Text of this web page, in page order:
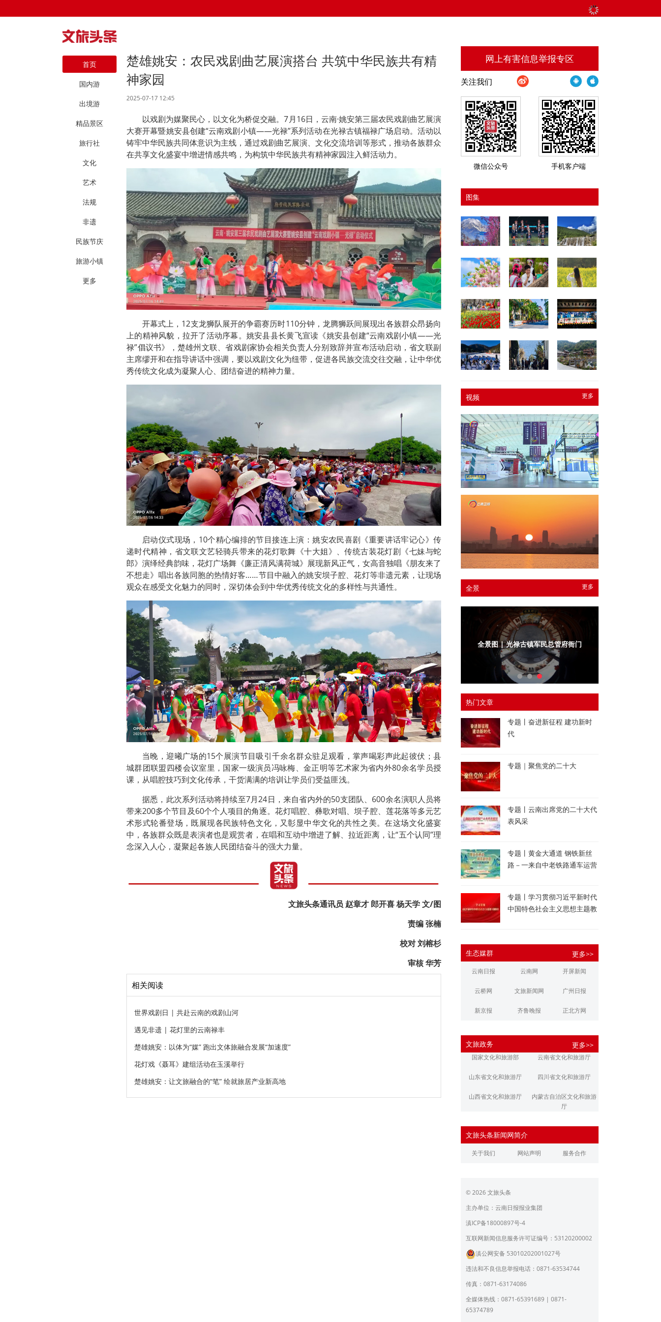
首页
国内游
出境游
精品景区
旅行社
文化
艺术
法规
非遗
民族节庆
旅游小镇
更多
楚雄姚安：农民戏剧曲艺展演搭台 共筑中华民族共有精
神家园
2025-07-17 12:45
以戏剧为媒聚民心，以文化为桥促交融。7月16日，云南·姚安第三届农民戏剧曲艺展演
大赛开幕暨姚安县创建“云南戏剧小镇——光禄”系列活动在光禄古镇福禄广场启动。活动以
铸牢中华民族共同体意识为主线，通过戏剧曲艺展演、文化交流培训等形式，推动各族群众
在共享文化盛宴中增进情感共鸣，为构筑中华民族共有精神家园注入鲜活动力。
开幕式上，12支龙狮队展开的争霸赛历时110分钟，龙腾狮跃间展现出各族群众昂扬向
上的精神风貌，拉开了活动序幕。姚安县县长黄飞宣读《姚安县创建“云南戏剧小镇——光
禄”倡议书》，楚雄州文联、省戏剧家协会相关负责人分别致辞并宣布活动启动，省文联副
主席缪开和在指导讲话中强调，要以戏剧文化为纽带，促进各民族交流交往交融，让中华优
秀传统文化成为凝聚人心、团结奋进的精神力量。
启动仪式现场，10个精心编排的节目接连上演：姚安农民喜剧《重要讲话牢记心》传
递时代精神，省文联文艺轻骑兵带来的花灯歌舞《十大姐》、传统古装花灯剧《七妹与蛇
郎》演绎经典韵味，花灯广场舞《廉正清风满荷城》展现新风正气，女高音独唱《朋友来了
不想走》唱出各族同胞的热情好客……节目中融入的姚安坝子腔、花灯等非遗元素，让现场
观众在感受文化魅力的同时，深切体会到中华优秀传统文化的多样性与共通性。
当晚，迎曦广场的15个展演节目吸引千余名群众驻足观看，掌声喝彩声此起彼伏；县
城群团联盟四楼会议室里，国家一级演员冯咏梅、金正明等艺术家为省内外80余名学员授
课，从唱腔技巧到文化传承，干货满满的培训让学员们受益匪浅。
据悉，此次系列活动将持续至7月24日，来自省内外的50支团队、600余名演职人员将
带来200多个节目及60个个人项目的角逐。花灯唱腔、彝歌对唱、坝子腔、莲花落等多元艺
术形式轮番登场，既展现各民族特色文化，又彰显中华文化的共性之美。在这场文化盛宴
中，各族群众既是表演者也是观赏者，在唱和互动中增进了解、拉近距离，让“五个认同”理
念深入人心，凝聚起各族人民团结奋斗的强大力量。
文旅头条通讯员 赵章才 郎开喜 杨天学 文/图
责编 张楠
校对 刘榕杉
审核 华芳
相关阅读
世界戏剧日 | 共赴云南的戏剧山河
遇见非遗 | 花灯里的云南禄丰
楚雄姚安：以体为“媒” 跑出文体旅融合发展“加速度”
花灯戏《聂耳》建组活动在玉溪举行
楚雄姚安：让文旅融合的“笔” 绘就旅居产业新高地
网上有害信息举报专区
关注我们
微信公众号 手机客户端
图集
更多
视频
更多
全景
全景图 | 光禄古镇军民总管府
热门文章
专题丨奋进新征程 建功新时
代
专题｜聚焦党的二十大
专题丨云南出席党的二十大代
表风采
专题丨黄金大通道 钢铁新丝
路－一来自中老铁路通车运营
专题丨学习贯彻习近平新时代
中国特色社会主义思想主题教
生态媒群 更多>>
云南日报 云南网 开屏新闻
云桥网 文旅新闻网 广州日报
新京报 齐鲁晚报 正北方网
江南都市报 潇湘晨报
文旅政务 更多>>
国家文化和旅游部 云南省文化和旅游厅
山东省文化和旅游厅 四川省文化和旅游厅
山西省文化和旅游厅
内蒙古自治区文化和旅游
厅
浙江省文化和旅游厅
江西省文化和旅游厅 河南省文化和旅游厅
广东省文化和旅游厅
育厅
陕西省文化和旅游厅 甘肃省文化和旅游厅
青海省文化和旅游厅
宁夏回族自治区文化和旅
北京市文旅局
上海市文化和旅游局
员会
文旅头条新闻网简介
关于我们 网站声明 服务合作
© 2026 文旅头条
主办单位：云南日报报业集团
滇ICP备18000897号-4
互联网新闻信息服务许可证编号：53120200002
滇公网安备 53010202001027号
违法和不良信息举报电话：0871-63534744
传真：0871-63174086
全媒体热线：0871-65391689 | 0871-
65374789